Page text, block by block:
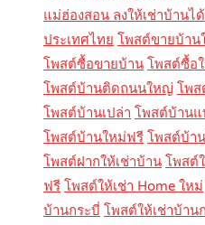
แม่ฮ่องสอน ลงให้เช่าบ้านไ
ประเทศไทย โพสต์ขายบ้าน
โพสต์ซื้อขายบ้าน โพสต์ซื้อ
โพสต์บ้านติดถนนใหญ่ โพส
โพสต์บ้านเปล่า โพสต์บ้านแ
โพสต์บ้านใหม่ฟรี โพสต์บ้า
โพสต์ฝากให้เช่าบ้าน โพสต์
ฟรี โพสต์ให้เช่า Home ใหม่
บ้านกระบี่ โพสต์ให้เช่าบ้าน